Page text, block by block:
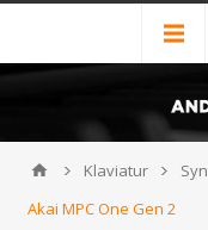
Klaviatur
Akai MPC One Gen 2